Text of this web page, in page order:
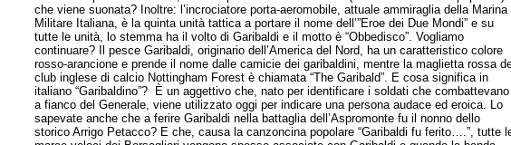
che viene suonata? Inoltre: l’incrociatore porta-aeromobile, attuale ammiraglia della Marina
Militare Italiana, è la quinta unità tattica a portare il nome dell’”Eroe dei Due Mondi” e su
tutte le unità, lo stemma ha il volto di Garibaldi e il motto è “Obbedisco”. Vogliamo
continuare? Il pesce Garibaldi, originario dell’America del Nord, ha un caratteristico colore
rosso-arancione e prende il nome dalle camicie dei garibaldini, mentre la maglietta rossa
club inglese di calcio Nottingham Forest è chiamata “The Garibald”. E cosa significa in
italiano “Garibaldino”? È un aggettivo che, nato per identificare i soldati che combattevano
a fianco del Generale, viene utilizzato oggi per indicare una persona audace ed eroica. Lo
sapevate anche che a ferire Garibaldi nella battaglia dell’Aspromonte fu il nonno dello
storico Arrigo Petacco? E che, causa la canzoncina popolare “Garibaldi fu ferito….”, tutte